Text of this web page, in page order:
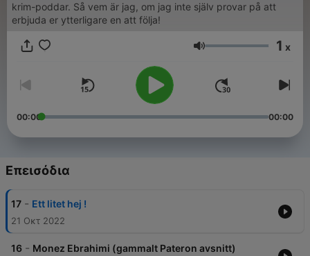
krim-poddar. Så vem är jag, om jag inte själv provar på att
erbjuda er ytterligare en att följa!
Ένταση 1 x
00:00 00:00
Επεισόδια
17 - Ett litet hej !
21 Οκτ 2022
16 - Monez Ebrahimi (gammalt Pateron avsnitt)